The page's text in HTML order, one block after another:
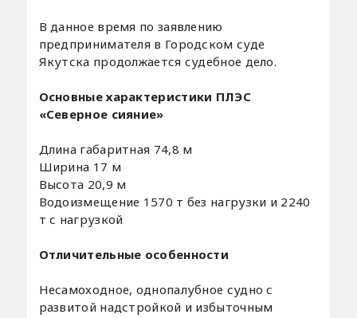
В данное время по заявлению
предпринимателя в Городском суде
Якутска продолжается судебное дело.
Основные характеристики ПЛЭС
«Северное сияние»
Длина габаритная 74,8 м
Ширина 17 м
Высота 20,9 м
Водоизмещение 1570 т без нагрузки и 2240
т с нагрузкой
Отличительные особенности
Несамоходное, однопалубное судно с
развитой надстройкой и избыточным